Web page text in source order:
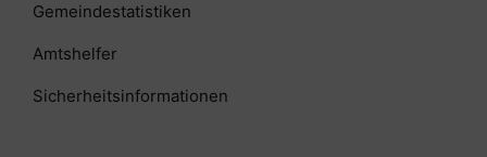
Gemeindestatistiken
Amtshelfer
Sicherheitsinformationen